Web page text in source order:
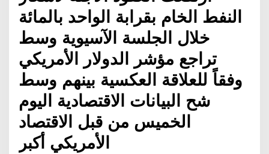
النفط الخام بقرابة الواحد بالمائة
خلال الجلسة الآسيوية وسط
تراجع مؤشر الدولار الأمريكي
وفقاً للعلاقة العكسية بينهم وسط
شح البيانات الاقتصادية اليوم
الخميس من قبل الاقتصاد
الأمريكي أكبر